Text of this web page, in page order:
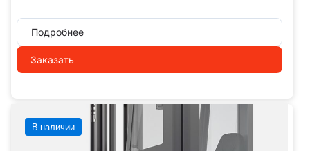
Подробнее
Заказать
В наличии